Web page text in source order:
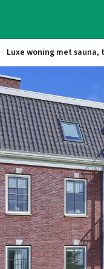
Luxe woning met